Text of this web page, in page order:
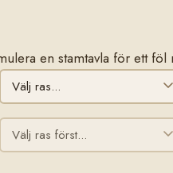
en stamtavla för ett